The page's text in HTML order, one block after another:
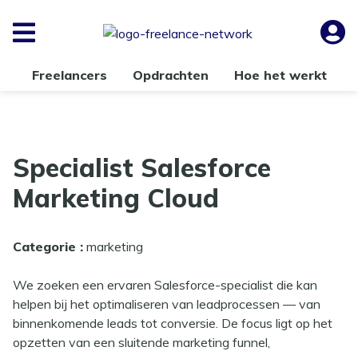
Freelancers Opdrachten Hoe het werkt
Specialist Salesforce
Marketing Cloud
Categorie : marketing
We zoeken een ervaren Salesforce-specialist die kan
helpen bij het optimaliseren van leadprocessen — van
binnenkomende leads tot conversie. De focus ligt op het
opzetten van een sluitende marketing funnel,